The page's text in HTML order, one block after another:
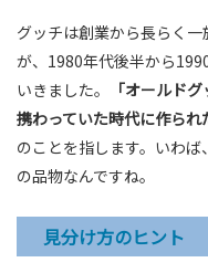
グッチは創業から長らく
が、1980年代後半から
いきました。
「オールド
携わっていた時代に作ら
のことを指します。いわば
の品物なんですね。
見分け方のヒント